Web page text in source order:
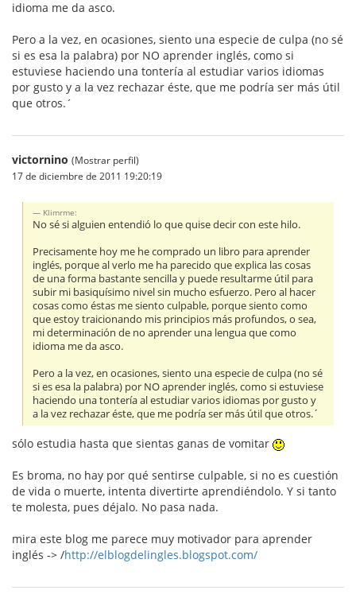
idioma me da asco.
Pero a la vez, en ocasiones, siento una especie de culpa (no sé
si es esa la palabra) por NO aprender inglés, como si
estuviese haciendo una tontería al estudiar varios idiomas
por gusto y a la vez rechazar éste, que me podría ser más útil
que otros.´
victornino (Mostrar perfil)
17 de diciembre de 2011 19:20:19
Klimrme:
No sé si alguien entendió lo que quise decir con este hilo.
Precisamente hoy me he comprado un libro para aprender
inglés, porque al verlo me ha parecido que explica las cosas
de una forma bastante sencilla y puede resultarme útil para
subir mi basiquísimo nivel sin mucho esfuerzo. Pero al hacer
cosas como éstas me siento culpable, porque siento como
que estoy traicionando mis principios más profundos, o sea,
mi determinación de no aprender una lengua que como
idioma me da asco.
Pero a la vez, en ocasiones, siento una especie de culpa (no sé
si es esa la palabra) por NO aprender inglés, como si estuviese
haciendo una tontería al estudiar varios idiomas por gusto y
a la vez rechazar éste, que me podría ser más útil que otros.´
sólo estudia hasta que sientas ganas de vomitar
Es broma, no hay por qué sentirse culpable, si no es cuestión
de vida o muerte, intenta divertirte aprendiéndolo. Y si tanto
te molesta, pues déjalo. No pasa nada.
mira este blog me parece muy motivador para aprender
inglés -> /http://elblogdelingles.blogspot.com/